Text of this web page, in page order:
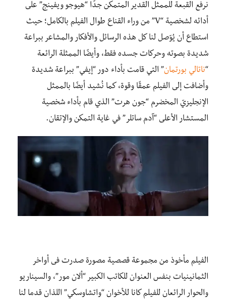
نرفع القبعة للممثل القدير المتمكن جدًا “هيوجو ويفينج” على
أدائه لشخصية “V” من وراء القناع طوال الفيلم بالكامل؛ حيث
استطاع أن يُوّصل لنا كل هذه الرسائل والأفكار والمشاعر ببراعة
شديدة بصوته وحركات جسده فقط، وأيضًا الممثلة الرائعة
“ناتالي بورتمان” التي قامت بأداء دور “إيفي” ببراعة شديدة
وأضافت إلى الفيلم عمقًا وقوة، كما نُشيد أيضًا بالممثل
الإنجليزيّ المخضرم “جون هرت” الذي قام بأداء شخصية
المستشار الأعلى “آدم ساتلر” في غاية التمكن والإتقان.
الفيلم مأخوذ من مجموعة قصصية مصورة صدرت فى أواخر
الثمانينيات بنفس العنوان للكاتب الكبير “ألان مور”، والسيناريو
والحوار الرائعان للفيلم كانا للأخوان “واتشاوسكي” اللذان قدما لنا